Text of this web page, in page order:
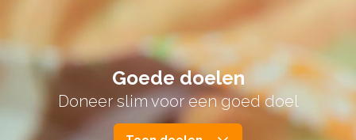
Goede doelen
Doneer slim voor een goed doel